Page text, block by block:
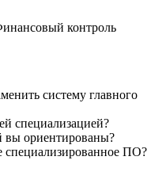
контроль
систему главного
специализацией?
вы ориентированы?
специализированное ПО?